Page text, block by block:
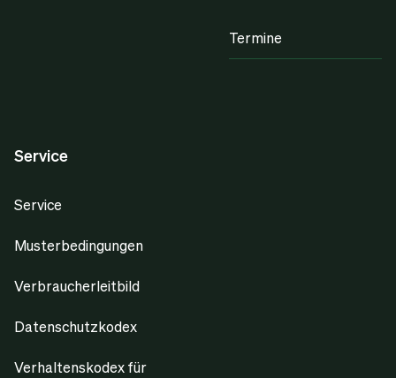
Termine
Service
Service
Musterbedingungen
Verbraucherleitbild
Datenschutzkodex
Verhaltenskodex für